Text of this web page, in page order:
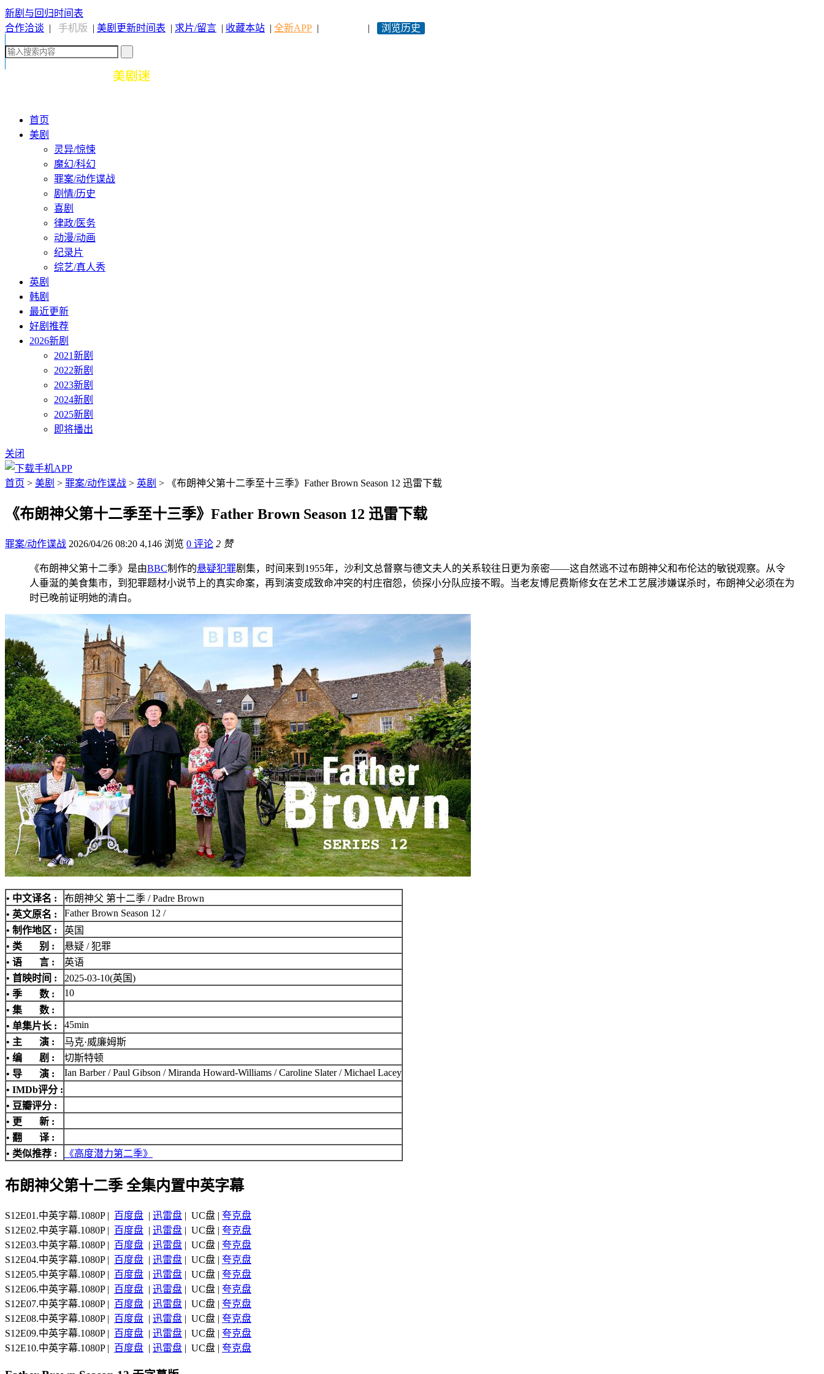
新剧与回归时间表
合作洽谈 | 手机版 | 美剧更新时间表 | 求片/留言 | 收藏本站 | 全新APP | | 浏览历史
首页
美剧
灵异/惊悚
魔幻/科幻
罪案/动作谍战
剧情/历史
喜剧
律政/医务
动漫/动画
纪录片
综艺/真人秀
英剧
韩剧
最近更新
好剧推荐
2026新剧
2021新剧
2022新剧
2023新剧
2024新剧
2025新剧
即将播出
关闭
首页 > 美剧 > 罪案/动作谍战 > 英剧 > 《布朗神父第十二季至十三季》Father Brown Season 12 迅雷下载
《布朗神父第十二季至十三季》Father Brown Season 12 迅雷下载
罪案/动作谍战 2026/04/26 08:20 4,146 浏览 0 评论 2 赞
《布朗神父第十二季》是由BBC制作的悬疑犯罪剧集，时间来到1955年，沙利文总督察与德文夫人的关系较往日更为亲密——这自然逃不过布朗神父和布伦达的敏锐观察。从令
人垂涎的美食集市，到犯罪题材小说节上的真实命案，再到演变成致命冲突的村庄宿怨，侦探小分队应接不暇。当老友博尼费斯修女在艺术工艺展涉嫌谋杀时，布朗神父必须在为
时已晚前证明她的清白。
• 中文译名 :
布朗神父 第十二季 / Padre Brown
• 英文原名 :
Father Brown Season 12 /
• 制作地区 :
英国
• 类 别 :
悬疑 / 犯罪
• 语 言 :
英语
• 首映时间 :
2025-03-10(英国)
• 季 数 :
10
• 集 数 :
• 单集片长 :
45min
• 主 演 :
马克·威廉姆斯
• 编 剧 :
切斯特顿
• 导 演 :
Ian Barber / Paul Gibson / Miranda Howard-Williams / Caroline Slater / Michael Lacey
• IMDb评分 :
• 豆瓣评分 :
• 更 新 :
• 翻 译 :
• 类似推荐 :
《高度潜力第二季》
布朗神父第十二季 全集内置中英字幕
S12E01.中英字幕.1080P | 百度盘 | 迅雷盘 | UC盘 | 夸克盘
S12E02.中英字幕.1080P | 百度盘 | 迅雷盘 | UC盘 | 夸克盘
S12E03.中英字幕.1080P | 百度盘 | 迅雷盘 | UC盘 | 夸克盘
S12E04.中英字幕.1080P | 百度盘 | 迅雷盘 | UC盘 | 夸克盘
S12E05.中英字幕.1080P | 百度盘 | 迅雷盘 | UC盘 | 夸克盘
S12E06.中英字幕.1080P | 百度盘 | 迅雷盘 | UC盘 | 夸克盘
S12E07.中英字幕.1080P | 百度盘 | 迅雷盘 | UC盘 | 夸克盘
S12E08.中英字幕.1080P | 百度盘 | 迅雷盘 | UC盘 | 夸克盘
S12E09.中英字幕.1080P | 百度盘 | 迅雷盘 | UC盘 | 夸克盘
S12E10.中英字幕.1080P | 百度盘 | 迅雷盘 | UC盘 | 夸克盘